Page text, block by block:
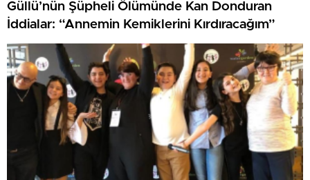
Güllü’nün Şüpheli Ölümünde Kan Donduran
İddialar: “Annemin Kemiklerini Kırdıracağım”